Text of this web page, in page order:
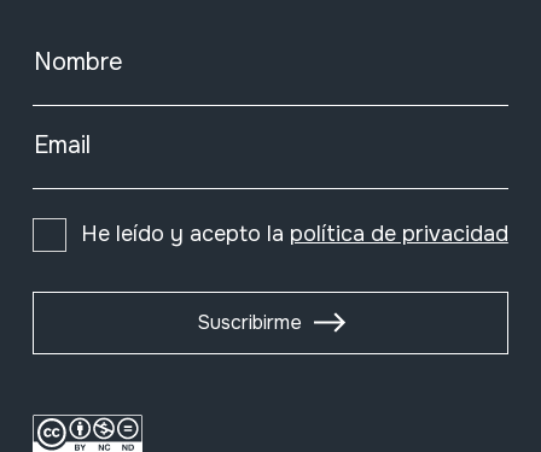
Nombre
Email
He leído y acepto la política de privacidad
Suscribirme